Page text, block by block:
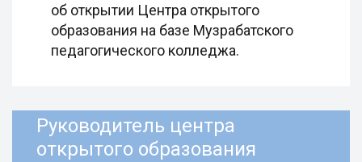
об открытии Центра открытого
образования на базе Музрабатского
педагогического колледжа.
Руководитель центра
открытого образования